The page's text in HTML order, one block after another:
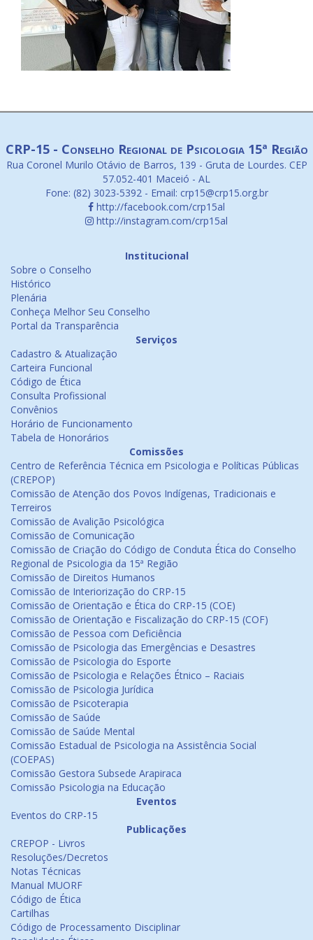
CRP-15 - Conselho Regional de Psicologia 15ª Região
Rua Coronel Murilo Otávio de Barros, 139 - Gruta de Lourdes. CEP
57.052-401 Maceió - AL
Fone: (82) 3023-5392 - Email: crp15@crp15.org.br
http://facebook.com/crp15al
http://instagram.com/crp15al
Institucional
Sobre o Conselho
Histórico
Plenária
Conheça Melhor Seu Conselho
Portal da Transparência
Serviços
Cadastro & Atualização
Carteira Funcional
Código de Ética
Consulta Profissional
Convênios
Horário de Funcionamento
Tabela de Honorários
Comissões
Centro de Referência Técnica em Psicologia e Políticas Públicas
(CREPOP)
Comissão de Atenção dos Povos Indígenas, Tradicionais e
Terreiros
Comissão de Avalição Psicológica
Comissão de Comunicação
Comissão de Criação do Código de Conduta Ética do Conselho
Regional de Psicologia da 15ª Região
Comissão de Direitos Humanos
Comissão de Interiorização do CRP-15
Comissão de Orientação e Ética do CRP-15 (COE)
Comissão de Orientação e Fiscalização do CRP-15 (COF)
Comissão de Pessoa com Deficiência
Comissão de Psicologia das Emergências e Desastres
Comissão de Psicologia do Esporte
Comissão de Psicologia e Relações Étnico – Raciais
Comissão de Psicologia Jurídica
Comissão de Psicoterapia
Comissão de Saúde
Comissão de Saúde Mental
Comissão Estadual de Psicologia na Assistência Social
(COEPAS)
Comissão Gestora Subsede Arapiraca
Comissão Psicologia na Educação
Eventos
Eventos do CRP-15
Publicações
CREPOP - Livros
Resoluções/Decretos
Notas Técnicas
Manual MUORF
Código de Ética
Cartilhas
Código de Processamento Disciplinar